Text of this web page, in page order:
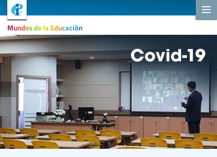
Mundos de la Educación